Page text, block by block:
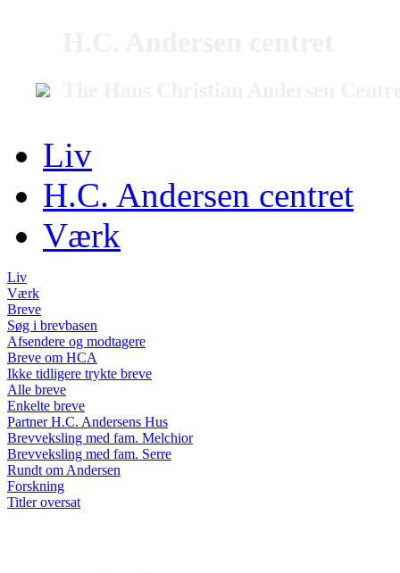
Liv
H.C. Andersen centret
Værk
Liv
Værk
Breve
Søg i brevbasen
Afsendere og modtagere
Breve om HCA
Ikke tidligere trykte breve
Alle breve
Enkelte breve
Partner H.C. Andersens Hus
Brevveksling med fam. Melchior
Brevveksling med fam. Serre
Rundt om Andersen
Forskning
Titler oversat